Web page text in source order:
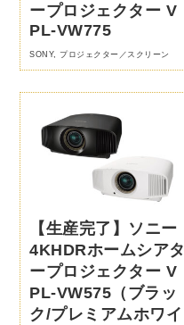
ープロジェクター V
PL-VW775
SONY,プロジェクター／スクリーン
【生産完了】ソニー
4KHDRホームシアタ
ープロジェクター V
PL-VW575（ブラッ
ク/プレミアムホワイ